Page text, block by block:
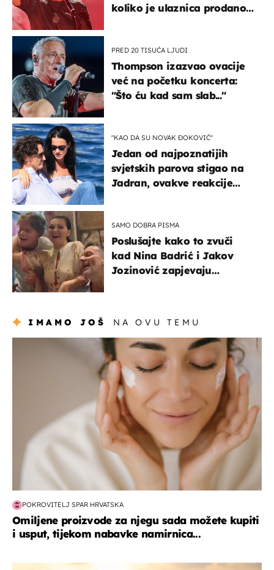
koliko je ulaznica prodano
PRED 20 TISUĆA LJUDI
Thompson izazvao ovacije
već na početku koncerta:
"Što ću kad sam slab..."
"KAO DA SU NOVAK ĐOKOVIĆ"
Jedan od najpoznatijih
svjetskih parova stigao na
Jadran, ovakve reakcije
SAMO DOBRA PISMA
Poslušajte kako to zvuči
kad Nina Badrić i Jakov
Jozinović zapjevaju
IMAMO JOŠ NA OVU TEMU
moda & ljepota
POKROVITELJ SPAR HRVATSKA
Omiljene proizvode za njegu sada možete kupiti
i usput, tijekom nabavke namirnica...